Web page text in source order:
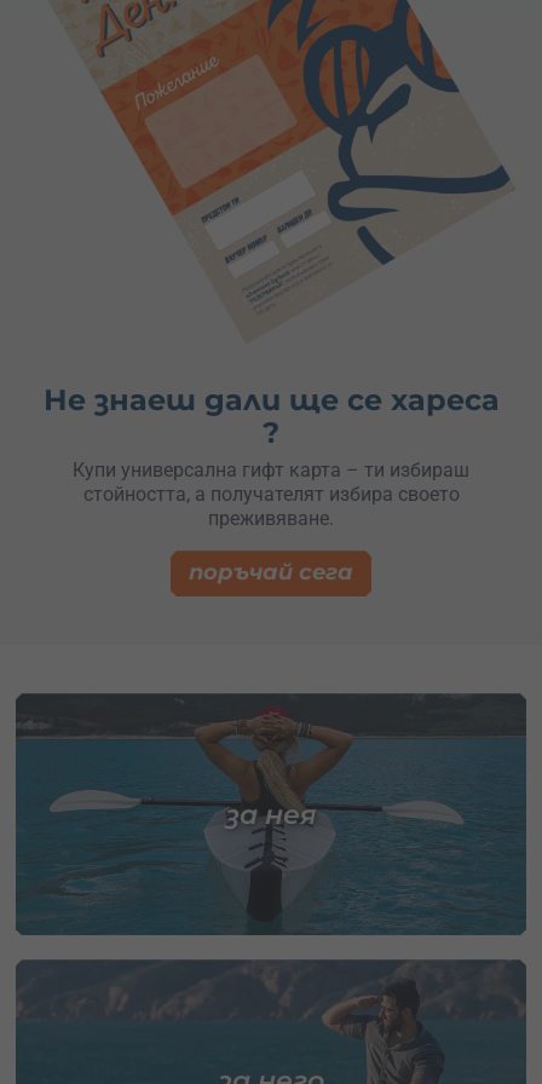
Не знаеш дали ще се хареса
?
Купи универсална гифт карта – ти избираш
стойността, а получателят избира своето
преживяване.
поръчай сега
за нея